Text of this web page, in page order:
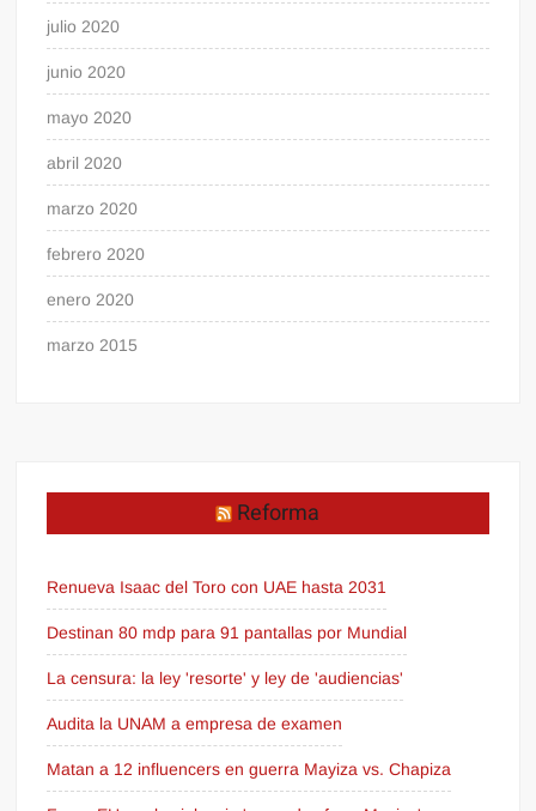
julio 2020
junio 2020
mayo 2020
abril 2020
marzo 2020
febrero 2020
enero 2020
marzo 2015
Reforma
Renueva Isaac del Toro con UAE hasta 2031
Destinan 80 mdp para 91 pantallas por Mundial
La censura: la ley 'resorte' y ley de 'audiencias'
Audita la UNAM a empresa de examen
Matan a 12 influencers en guerra Mayiza vs. Chapiza